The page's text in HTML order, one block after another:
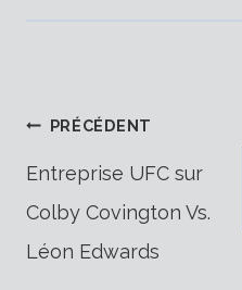
de
PRÉCÉDENT
Entreprise UFC sur
Colby Covington Vs.
Léon Edwards